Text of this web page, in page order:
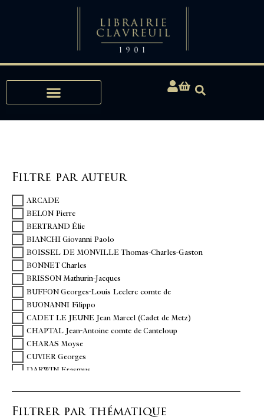
Filtre par auteur
ARCADE
BELON Pierre
BERTRAND Élie
BIANCHI Giovanni Paolo
BOISSEL DE MONVILLE Thomas-Charles-Gaston
BONNET Charles
BRISSON Mathurin-Jacques
BUFFON Georges-Louis Leclerc comte de
BUONANNI Filippo
CADET LE JEUNE Jean Marcel (Cadet de Metz)
CHAPTAL Jean-Antoine comte de Canteloup
CHARAS Moyse
CUVIER Georges
DARWIN Erasmus
DEGLAND Côme-Damien
Filtrer par thématique